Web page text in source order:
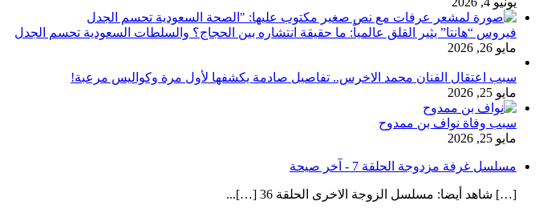
فيروس “هانتا” يثير القلق عالمياً: ما حقيقة انتشاره بين الحجاج؟ والسلطات السعودية تحسم الجدل
مايو 26, 2026
سبب اعتقال الفنان محمد الاخرس.. تفاصيل صادمة يكشفها لأول مرة وكواليس مرعبة!
مايو 25, 2026
سبب وفاة نواف بن ممدوح
مايو 25, 2026
مسلسل غرفة مزدوجة الحلقة 7 - آخر صيحة
[…] شاهد أيضا: مسلسل الزوجة الاخرى الحلقة 36 […]...